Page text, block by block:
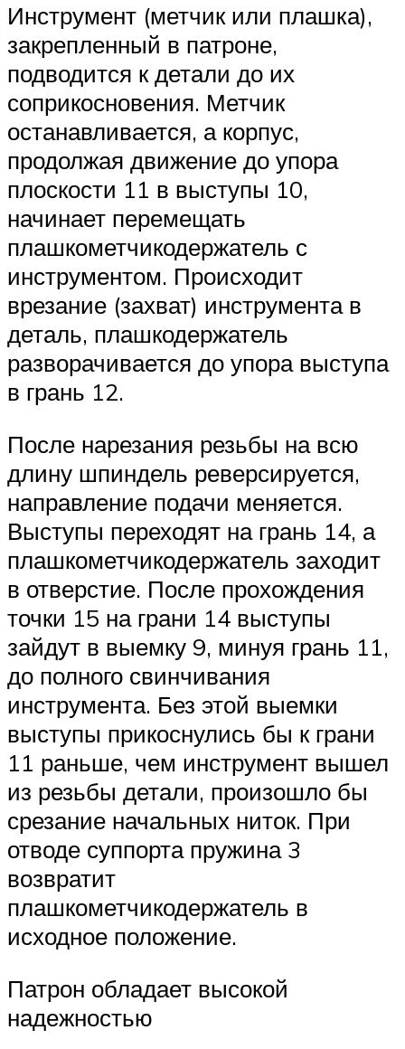
Инструмент (метчик или плашка),
закрепленный в патроне,
подводится к детали до их
соприкосновения. Метчик
останавливается, а корпус,
продолжая движение до упора
плоскости 11 в выступы 10,
начинает перемещать
плашкометчикодержатель с
инструментом. Происходит
врезание (захват) инструмента в
деталь, плашкодержатель
разворачивается до упора выступа
в грань 12.
После нарезания резьбы на всю
длину шпиндель реверсируется,
направление подачи меняется.
Выступы переходят на грань 14, а
плашкометчикодержатель заходит
в отверстие. После прохождения
точки 15 на грани 14 выступы
зайдут в выемку 9, минуя грань 11,
до полного свинчивания
инструмента. Без этой выемки
выступы прикоснулись бы к грани
11 раньше, чем инструмент вышел
из резьбы детали, произошло бы
срезание начальных ниток. При
отводе суппорта пружина 3
возвратит
плашкометчикодержатель в
исходное положение.
Патрон обладает высокой
надежностью